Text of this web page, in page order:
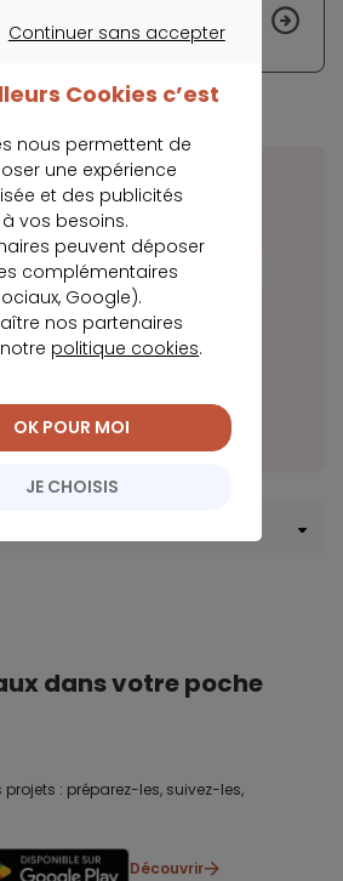
les transactions entre
2024
2020
Avril Mai Juin Juillet Août
Novembre Décembre
dans votre poche
projets : préparez-les, suivez-les,
Découvrir
Continuer sans accepter
Cookies c’est
nous permettent de
une expérience
et des publicités
vos besoins.
peuvent déposer
complémentaires
Google).
nos partenaires
politique cookies.
JE CHOISIS
OK POUR MOI